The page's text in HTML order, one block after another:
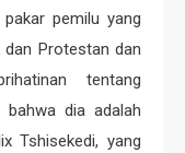
pemilu yang
dan Protestan dan
tentang
bahwa dia adalah
Tshisekedi, yang